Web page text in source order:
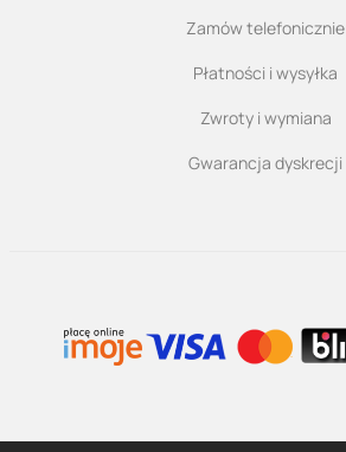
Zamów telefonicznie
Płatności i wysyłka
Zwroty i wymiana
Gwarancja dyskrecji